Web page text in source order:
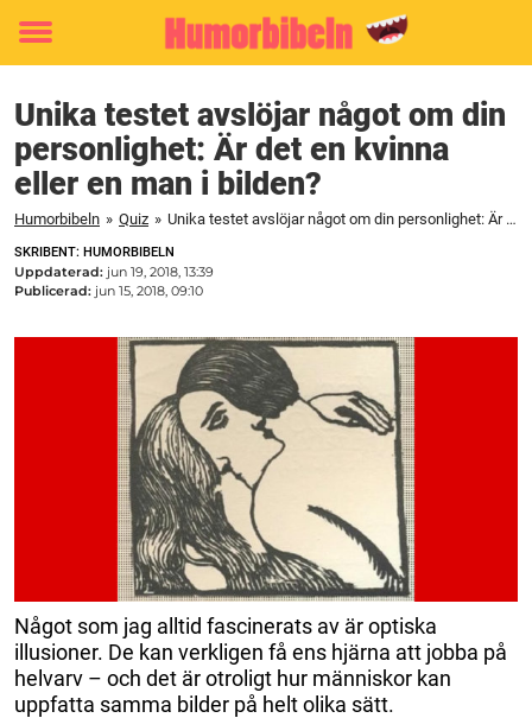
Toggle
Unika testet avslöjar något om din
personlighet: Är det en kvinna
eller en man i bilden?
Humorbibeln » Quiz » Unika testet avslöjar något om din personlighet: Är det en kvinna eller en man i bilden?
SKRIBENT: HUMORBIBELN
Uppdaterad: jun 19, 2018, 13:39
Publicerad: jun 15, 2018, 09:10
Något som jag alltid fascinerats av är optiska
illusioner. De kan verkligen få ens hjärna att jobba på
helvarv – och det är otroligt hur människor kan
uppfatta samma bilder på helt olika sätt.